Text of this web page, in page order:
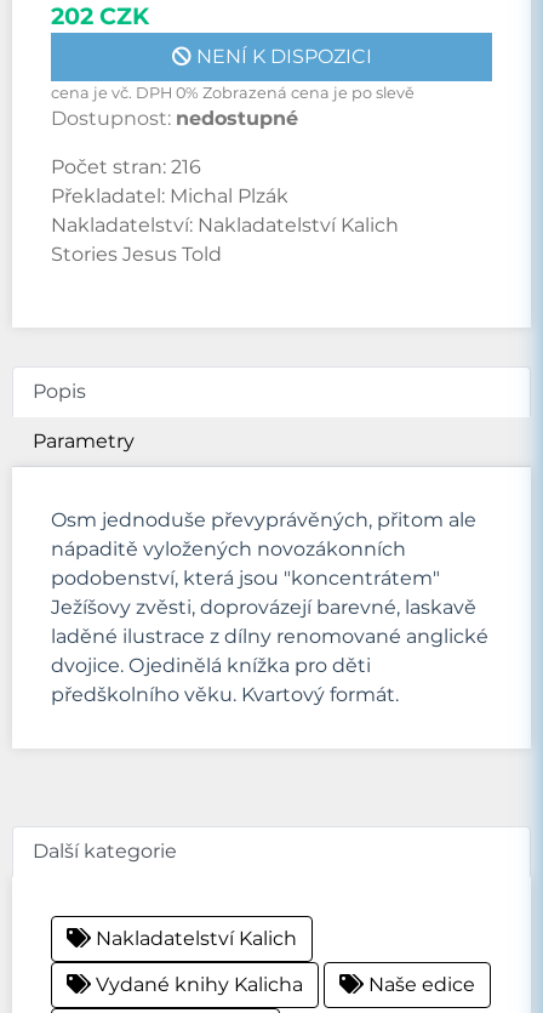
202 CZK
NENÍ K DISPOZICI
cena je vč. DPH 0% Zobrazená cena je po slevě
Dostupnost: nedostupné
Počet stran: 216
Překladatel: Michal Plzák
Nakladatelství: Nakladatelství Kalich
Stories Jesus Told
Popis
Parametry
Osm jednoduše převyprávěných, přitom ale
nápaditě vyložených novozákonních
podobenství, která jsou "koncentrátem"
Ježíšovy zvěsti, doprovázejí barevné, laskavě
laděné ilustrace z dílny renomované anglické
dvojice. Ojedinělá knížka pro děti
předškolního věku. Kvartový formát.
Další kategorie
Nakladatelství Kalich
Vydané knihy Kalicha
Naše edice